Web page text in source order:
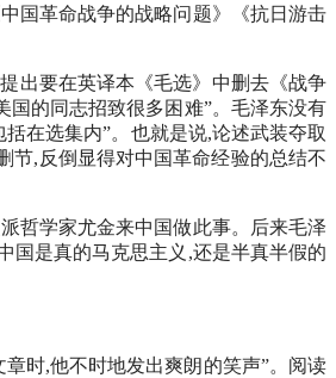
国革命战争的战略问题》《抗日游击
出要在英译本《毛选》中删去《战争
国的同志招致很多困难”。毛泽东没有
在选集内”。也就是说,论述武装夺取
节,反倒显得对中国革命经验的总结不
哲学家尤金来中国做此事。后来毛泽
国是真的马克思主义,还是半真半假的
时,他不时地发出爽朗的笑声”。阅读